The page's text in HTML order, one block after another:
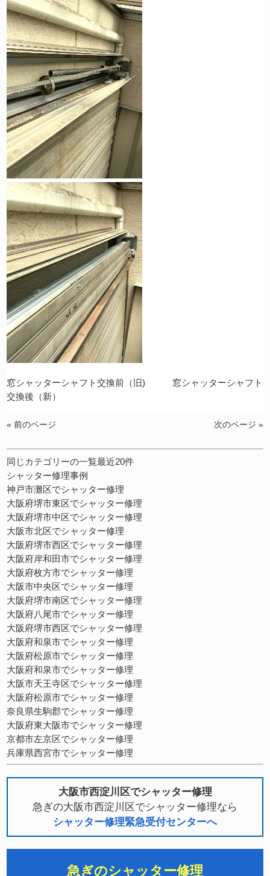
窓シャッターシャフト交換前（旧) 窓シャッターシャフト
交換後（新）
« 前のページ 次のページ »
同じカテゴリーの一覧最近20件
シャッター修理事例
神戸市灘区でシャッター修理
大阪府堺市東区でシャッター修理
大阪府堺市中区でシャッター修理
大阪市北区でシャッター修理
大阪府堺市西区でシャッター修理
大阪府岸和田市でシャッター修理
大阪府枚方市でシャッター修理
大阪市中央区でシャッター修理
大阪府堺市南区でシャッター修理
大阪府八尾市でシャッター修理
大阪府堺市西区でシャッター修理
大阪府和泉市でシャッター修理
大阪府松原市でシャッター修理
大阪府和泉市でシャッター修理
大阪市天王寺区でシャッター修理
大阪府松原市でシャッター修理
奈良県生駒郡でシャッター修理
大阪府東大阪市でシャッター修理
京都市左京区でシャッター修理
兵庫県西宮市でシャッター修理
大阪市西淀川区でシャッター修理
急ぎの大阪市西淀川区でシャッター修理なら
シャッター修理緊急受付センターへ
急ぎのシャッター修理